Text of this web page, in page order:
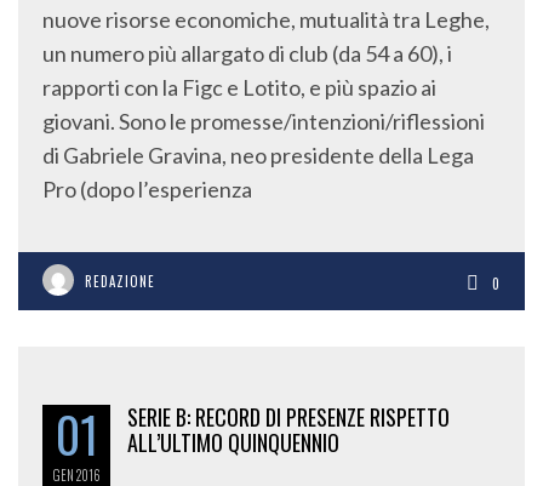
nuove risorse economiche, mutualità tra Leghe,
un numero più allargato di club (da 54 a 60), i
rapporti con la Figc e Lotito, e più spazio ai
giovani. Sono le promesse/intenzioni/riflessioni
di Gabriele Gravina, neo presidente della Lega
Pro (dopo l’esperienza
REDAZIONE 0
01
GEN2016
SERIE B: RECORD DI PRESENZE RISPETTO
ALL’ULTIMO QUINQUENNIO